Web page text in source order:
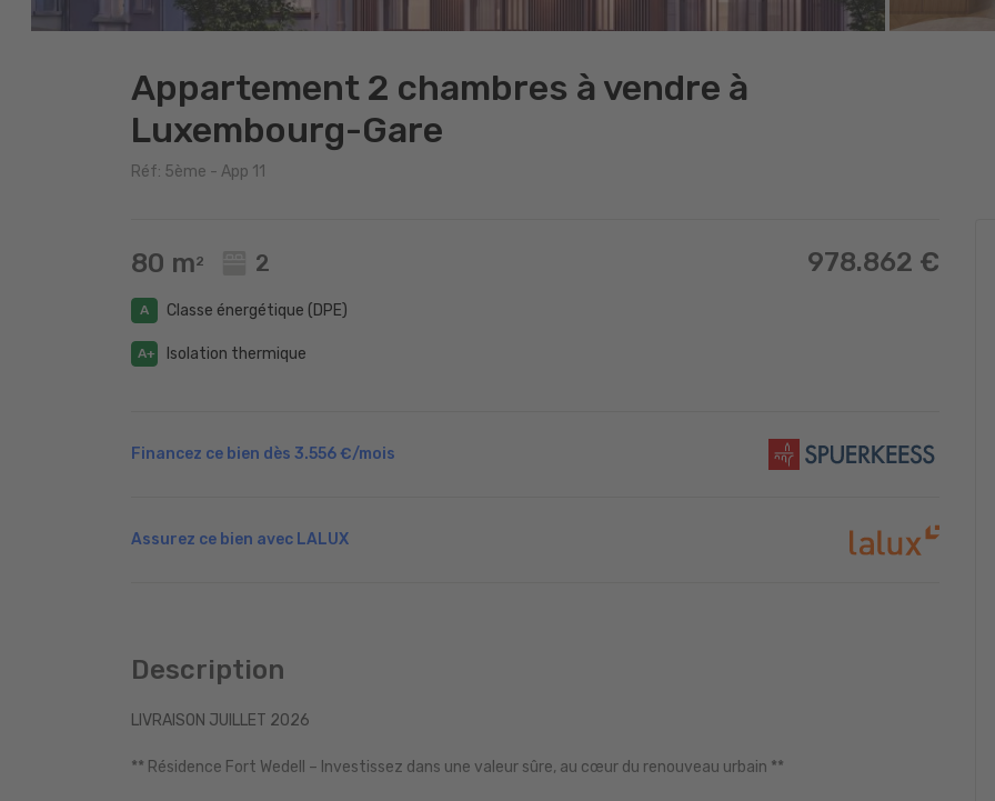
Appartement 2 chambres à vendre à
Luxembourg-Gare
Réf: 5ème - App 11
978.862 €
80 m2 2
A Classe énergétique (DPE)
A+ Isolation thermique
Financez ce bien dès 3.556 €/mois
Assurez ce bien avec LALUX
Description
LIVRAISON JUILLET 2026
** Résidence Fort Wedell – Investissez dans une valeur sûre, au cœur du renouveau urbain **